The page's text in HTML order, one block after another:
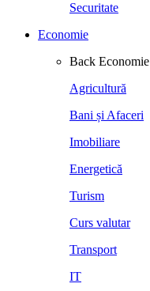
Securitate
Economie
Back Economie
Agricultură
Bani și Afaceri
Imobiliare
Energetică
Turism
Curs valutar
Transport
IT